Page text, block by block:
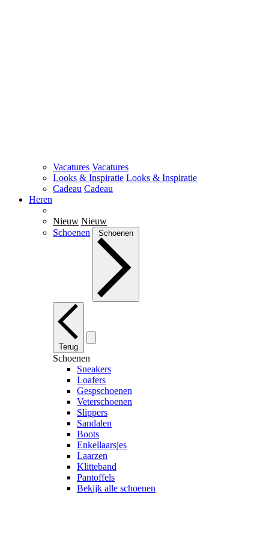
Vacatures Vacatures
Looks & Inspiratie Looks & Inspiratie
Cadeau Cadeau
Heren
Nieuw Nieuw
Schoenen
Schoenen
Terug
Schoenen
Sneakers
Loafers
Gespschoenen
Veterschoenen
Slippers
Sandalen
Boots
Enkellaarsjes
Laarzen
Klitteband
Pantoffels
Bekijk alle schoenen